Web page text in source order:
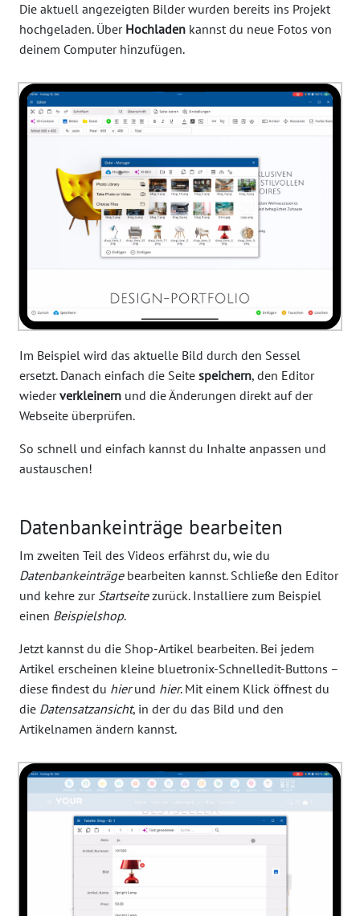
Die aktuell angezeigten Bilder wurden bereits ins Projekt
hochgeladen. Über Hochladen kannst du neue Fotos von
deinem Computer hinzufügen.
Im Beispiel wird das aktuelle Bild durch den Sessel
ersetzt. Danach einfach die Seite speichern, den Editor
wiederverkleinern und die Änderungen direkt auf der
Webseite überprüfen.
So schnell und einfach kannst du Inhalte anpassen und
austauschen!
Datenbankeinträge bearbeiten
Im zweiten Teil des Videos erfährst du, wie du
Datenbankeinträgebearbeiten kannst. Schließe den Editor
und kehre zur Startseitezurück. Installiere zum Beispiel
einen Beispielshop.
Jetzt kannst du die Shop-Artikel bearbeiten. Bei jedem
Artikel erscheinen kleine bluetronix-Schnelledit-Buttons –
diese findest du hierund hier. Mit einem Klick öffnest du
die Datensatzansicht, in der du das Bild und den
Artikelnamen ändern kannst.